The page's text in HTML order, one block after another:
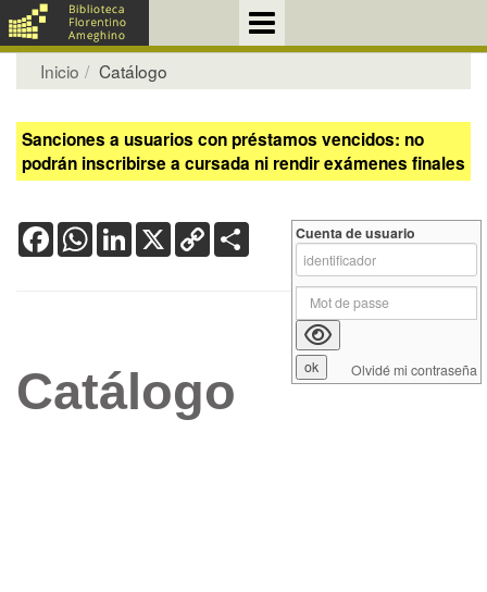
Inicio Catálogo
Sanciones a usuarios con préstamos vencidos: no
podrán inscribirse a cursada ni rendir exámenes finales
FacebookWhatsApp
LinkedIn
X Copy
Link
Catálogo
Cuenta de usuario
Olvidé mi contraseña